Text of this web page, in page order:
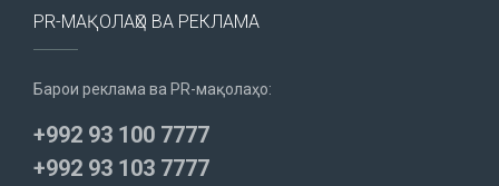
PR-МАҚОЛАҲО ВА РЕКЛАМА
Барои реклама ва PR-мақолаҳо:
+992 93 100 7777
+992 93 103 7777